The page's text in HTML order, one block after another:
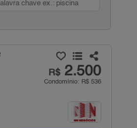
R$2.500
Condomínio: R$ 536